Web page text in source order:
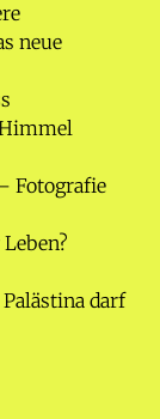
neue
Fotografie
darf